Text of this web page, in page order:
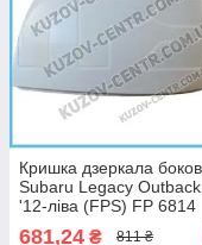
Кришка дзеркала
Subaru Legacy Outback
'12-ліва (FPS) FP 6814
681,24 ₴ 811 ₴